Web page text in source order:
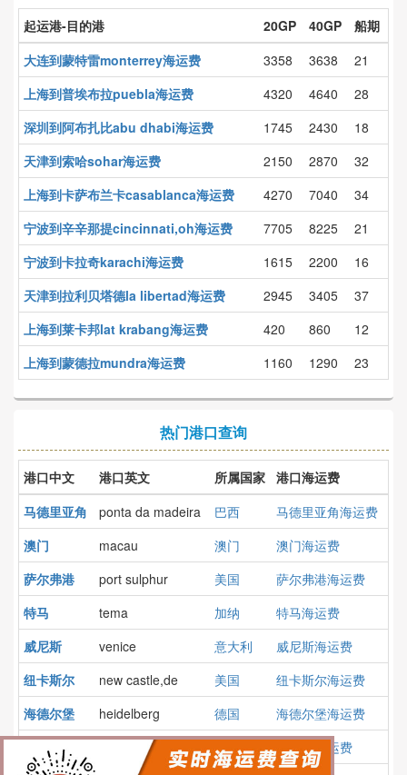
起运港-目的港 20GP 40GP
船期
大连到蒙特雷monterrey海运费
3358 3638
21
上海到普埃布拉puebla海运费
4320 4640
28
深圳到阿布扎比abu dhabi海运费
1745 2430
18
天津到索哈sohar海运费
2150 2870
32
上海到卡萨布兰卡casablanca海运费
4270 7040
34
宁波到辛辛那提cincinnati,oh海运费
7705 8225
21
宁波到卡拉奇karachi海运费
1615 2200
16
天津到拉利贝塔德la libertad海运费
2945 3405
37
上海到莱卡邦lat krabang海运费
420 860
12
上海到蒙德拉mundra海运费
1160 1290 23
热门港口查询
港口中文 港口英文 所属国家 港口海运费
马德里亚角
ponta da madeira 巴西
马德里亚角海运费
澳门
macau 澳门
澳门海运费
萨尔弗港
port sulphur 美国
萨尔弗港海运费
特马
tema 加纳
特马海运费
威尼斯
venice 意大利
威尼斯海运费
纽卡斯尔
new castle,de 美国
纽卡斯尔海运费
海德尔堡
heidelberg 德国
海德尔堡海运费
曼海姆
mannheim 德国
曼海姆海运费